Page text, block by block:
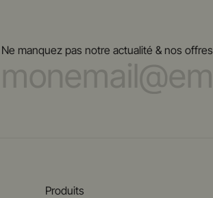
Ne manquez pas notre actualité & nos offres
Produits